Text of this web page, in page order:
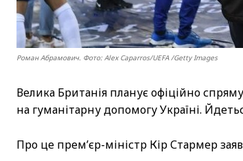
Роман Абрамович. Фото: Alex Caparros/UEFA /Getty Images
Велика Британія планує офіційно
на гуманітарну допомогу Україні.
Про це прем’єр-міністр Кір Стармер